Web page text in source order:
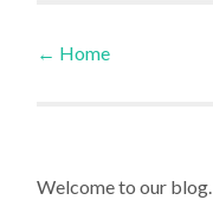
Post
← Home
Welcome to our blog.